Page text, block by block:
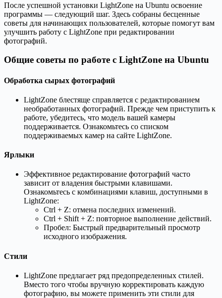
После успешной установки LightZone на Ubuntu освоение
программы — следующий шаг. Здесь собраны бесценные
советы для начинающих пользователей, которые помогут вам
улучшить работу с LightZone при редактировании
фотографий.
Общие советы по работе с LightZone на Ubuntu
Обработка сырых фотографий
LightZone блестяще справляется с редактированием
необработанных фотографий. Прежде чем приступить к
работе, убедитесь, что модель вашей камеры
поддерживается. Ознакомьтесь со списком
поддерживаемых камер на сайте LightZone.
Ярлыки
Эффективное редактирование фотографий часто
зависит от владения быстрыми клавишами.
Ознакомьтесь с комбинациями клавиш, доступными в
LightZone:
Ctrl + Z: отмена последних изменений.
Ctrl + Shift + Z: повторное выполнение действий.
Пробел: Быстрый предварительный просмотр
исходного изображения.
Стили
LightZone предлагает ряд предопределенных стилей.
Вместо того чтобы вручную корректировать каждую
фотографию, вы можете применить эти стили для